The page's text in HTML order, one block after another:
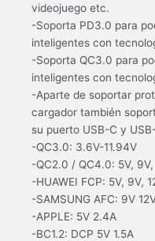
videojuego etc.
-Soporta PD3.0 para
inteligentes con
-Soporta QC3.0 para
inteligentes con
-Aparte de soportar
cargador también
su puerto USB-C y
-QC3.0: 3.6V-11.94V
-QC2.0 / QC4.0: 5V, 9V,
-HUAWEI FCP: 5V, 9V,
-SAMSUNG AFC: 9V
-APPLE: 5V 2.4A
-BC1.2: DCP 5V 1.5A